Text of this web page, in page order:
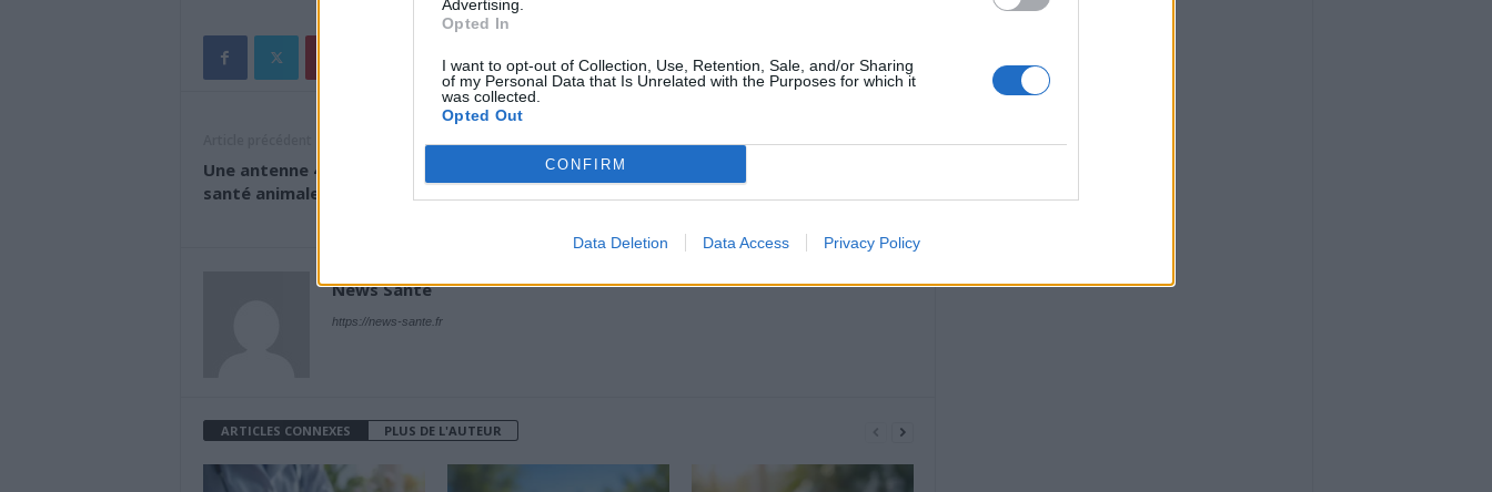
Advertising.
Opted In
I want to opt-out of Collection, Use, Retention, Sale, and/or Sharing
of my Personal Data that Is Unrelated with the Purposes for which it
was collected.
Opted Out
CONFIRM
Data Deletion Data Access Privacy Policy
Une antenne 4G accusée de nuire à la
santé animale.
Article suivant
Covid-19 : «On peut dire que c’est la 7e
News Santé
https://news-sante.fr
ARTICLES CONNEXES PLUS DE L'AUTEUR